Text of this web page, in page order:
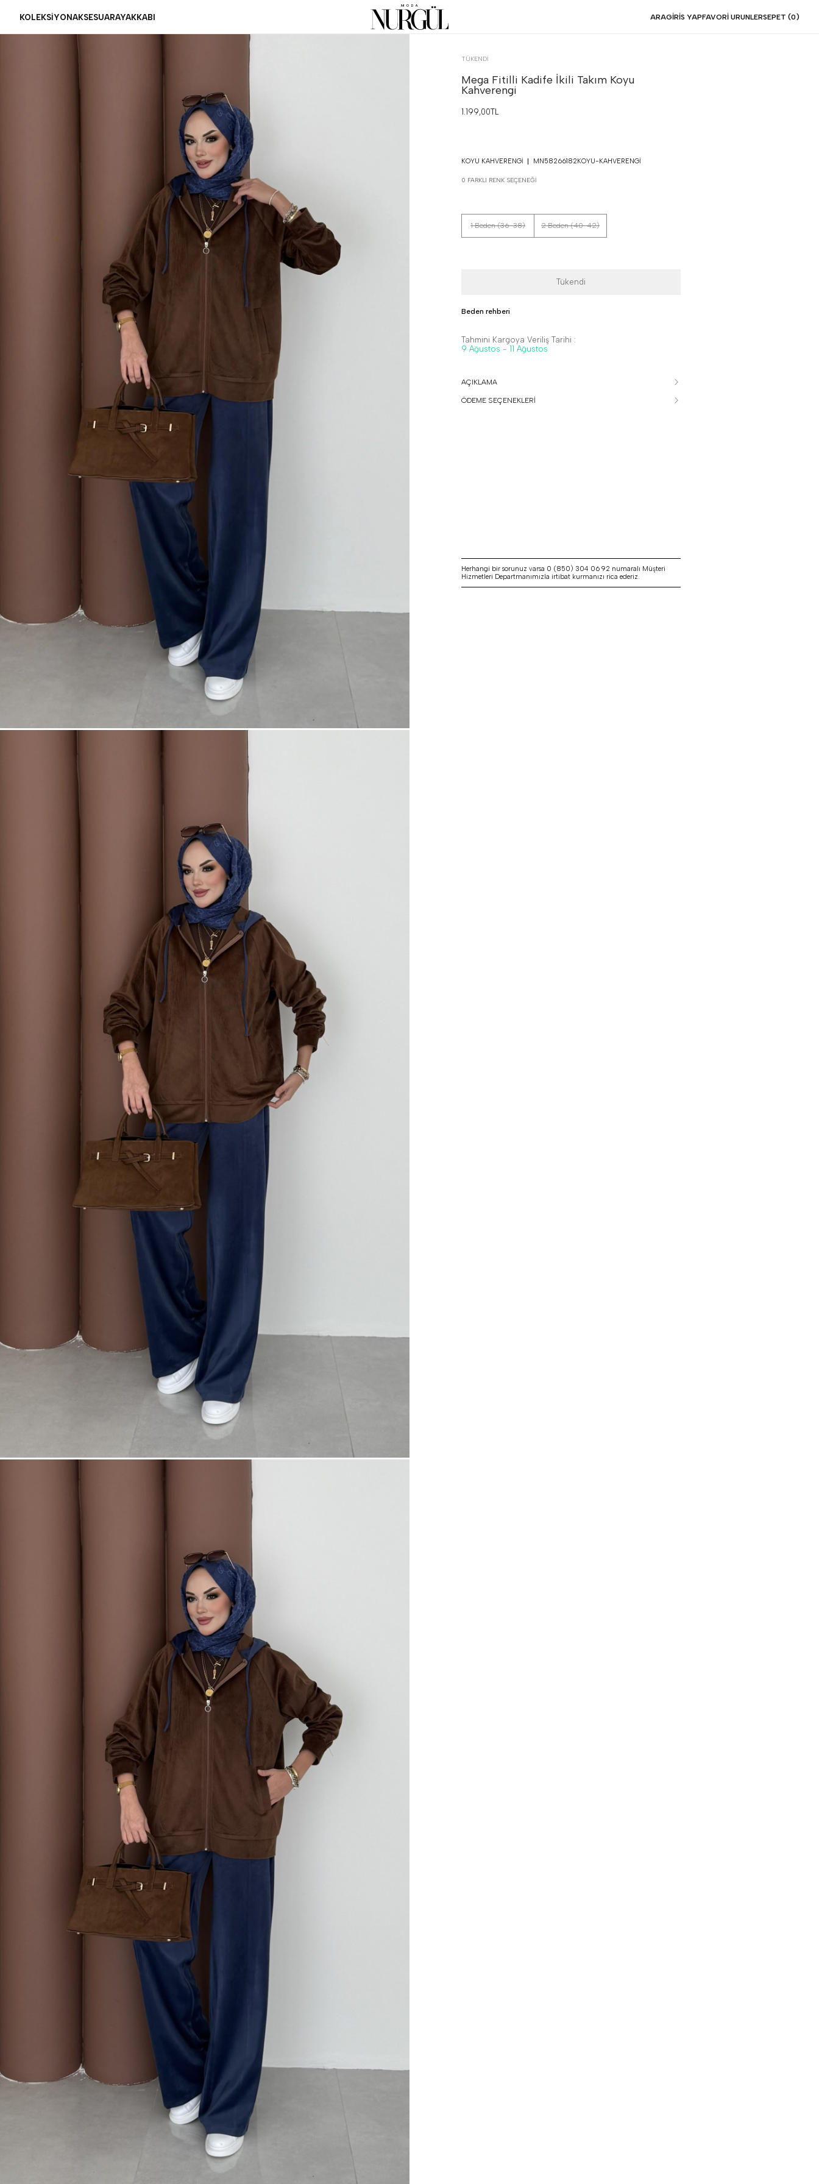
KOLEKSİYONAKSESUARAYAKKABI ARAGIRIS YAPFAVORI URUNLERSEPET (0 )
TÜKENDI
Mega Fitilli Kadife İkili Takım Koyu
Kahverengi
1.199,00TL
KOYU KAHVERENGI MN58266182KOYU-KAHVERENGI
0 FARKLI RENK SEÇENEĞI
1 Beden (36-38) 2 Beden (40-42)
Tükendi
Beden rehberi
Tahmini Kargoya Veriliş Tarihi :
9 Ağustos - 11 Ağustos
AÇIKLAMA
ÖDEME SEÇENEKLERİ
Herhangi bir sorunuz varsa 0 (850) 304 06 92 numaralı Müşteri
Hizmetleri Departmanımızla irtibat kurmanızı rica ederiz.